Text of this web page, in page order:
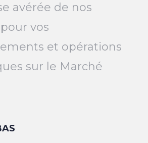
avérée de nos
vos
et opérations
sur le Marché